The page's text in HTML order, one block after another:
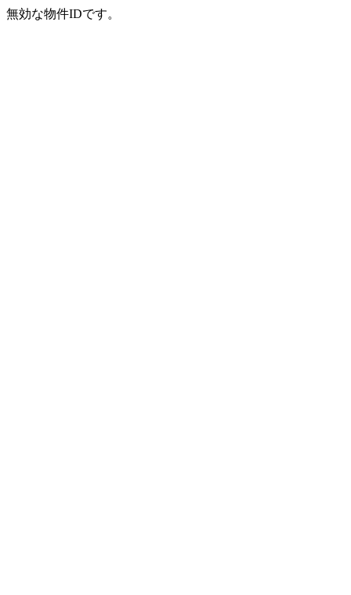
無効な物件IDです。